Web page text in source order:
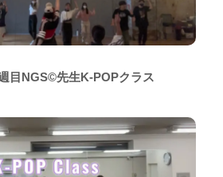
目NGS©先生K-POPクラス